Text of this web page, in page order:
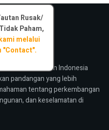
bangunan Indonesia
pandangan yang lebih
tentang perkembangan
dan keselamatan di
Rusak/
Paham,
melalui
"Contact".